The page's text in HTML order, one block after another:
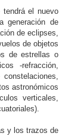
el nuevo
generación de
de eclipses,
de objetos
de estrellas o
-refracción,
astronómicos
verticales,
y los trazos de